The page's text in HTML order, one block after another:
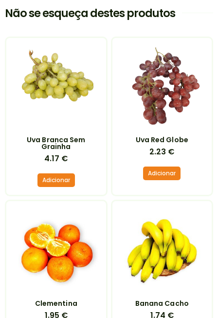
Não se esqueça destes produtos
Uva Branca Sem
Grainha
4.17 €
Adicionar
Uva Red Globe
2.23 €
Adicionar
Clementina
1.95 €
Banana Cacho
1.74 €